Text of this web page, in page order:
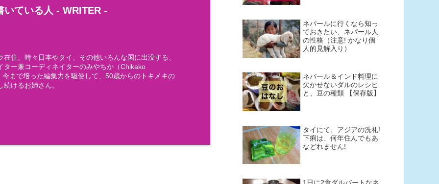
いている人 - WRITER -
在住、時々日本やタイ、その他いろんな国に出没する、
ター兼コーディネイターのみやちか（Chikako
まで培った編集力を駆使して、50歳からのトキメキの
けるお姉さん。
ネパールに行くなら知っ
ておきたい、ネパール人
の性格（注意! かなり個
人的見解入り）
ネパール＆インド料理に
欠かせないダルのレシピ
と、豆の種類 【保存版】
タイにて、アジアの洗礼!
下痢は、何年住んでもあ
などれません!